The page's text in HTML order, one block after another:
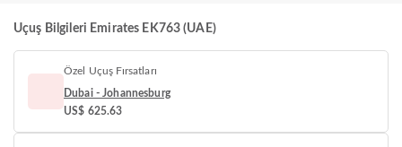
Uçuş Bilgileri Emirates EK763 (UAE)
Özel Uçuş Fırsatları
Dubai - Johannesburg
US$ 625.63